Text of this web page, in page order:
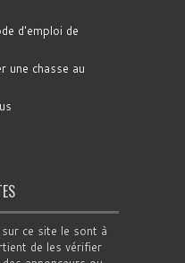
d'emploi de
une chasse au
ce site le sont à
de les vérifier